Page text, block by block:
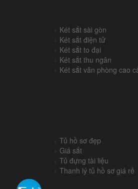
Két sắt sài gòn
Két sắt điện tử
Két sắt to đại
Két sắt thu ngân
Két sắt văn phòng cao
Tủ hồ sơ đẹp
Giá sắt
Tủ đựng tài liệu
Thanh lý tủ hồ sơ giá rẻ